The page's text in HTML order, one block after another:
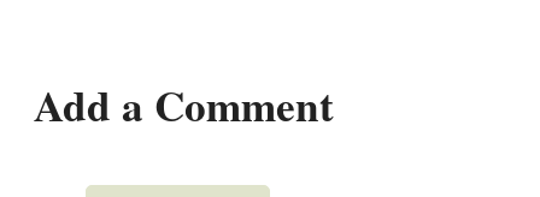
Add a Comment